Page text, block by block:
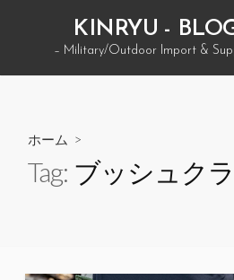
ン
KINRYU -
– Military/Outdoor Import &
ホーム >
Tag: ブッシュク